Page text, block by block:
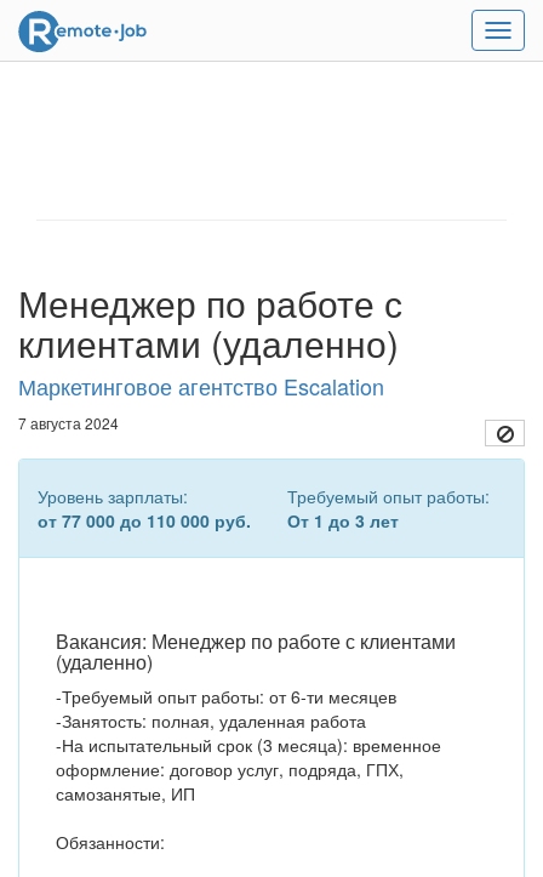
Меню
Менеджер по работе с
клиентами (удаленно)
Маркетинговое агентство Escalation
7 августа 2024
Уровень зарплаты:
от 77 000 до 110 000 руб.
Требуемый опыт работы:
От 1 до 3 лет
Вакансия: Менеджер по работе с клиентами
(удаленно)
-Требуемый опыт работы: от 6-ти месяцев
-Занятость: полная, удаленная работа
-На испытательный срок (3 месяца): временное
оформление: договор услуг, подряда, ГПХ,
самозанятые, ИП
Обязанности: